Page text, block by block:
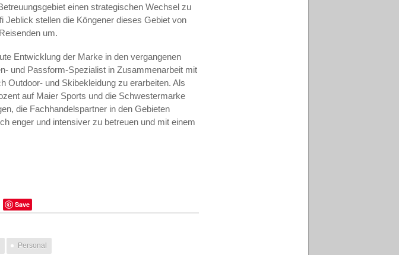
einen strategischen Wechsel zu
Jeblick stellen die Köngener dieses Gebiet von
um.
Entwicklung der Marke in den vergangenen
und Passform-Spezialist in Zusammenarbeit mit
Outdoor- und Skibekleidung zu erarbeiten. Als
auf Maier Sports und die Schwestermarke
die Fachhandelspartner in den Gebieten
enger und intensiver zu betreuen und mit einem
Save
Personal